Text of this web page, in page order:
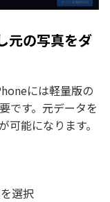
元の写真をダ
には軽量版の
です。元データを
能になります。
選択